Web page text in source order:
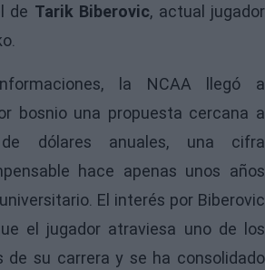
de Tarik Biberovic, actual jugador
la NCAA llegó a
bosnio una propuesta cercana a
dólares anuales, una cifra
hace apenas unos años
El interés por Biberovic
el jugador atraviesa uno de los
de su carrera y se ha consolidado